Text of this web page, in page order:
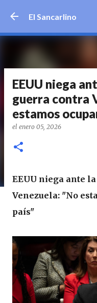
El Sancarlino
EEUU niega
guerra contra
estamos
el enero 05, 2026
EEUU niega ante
Venezuela: "No
país"